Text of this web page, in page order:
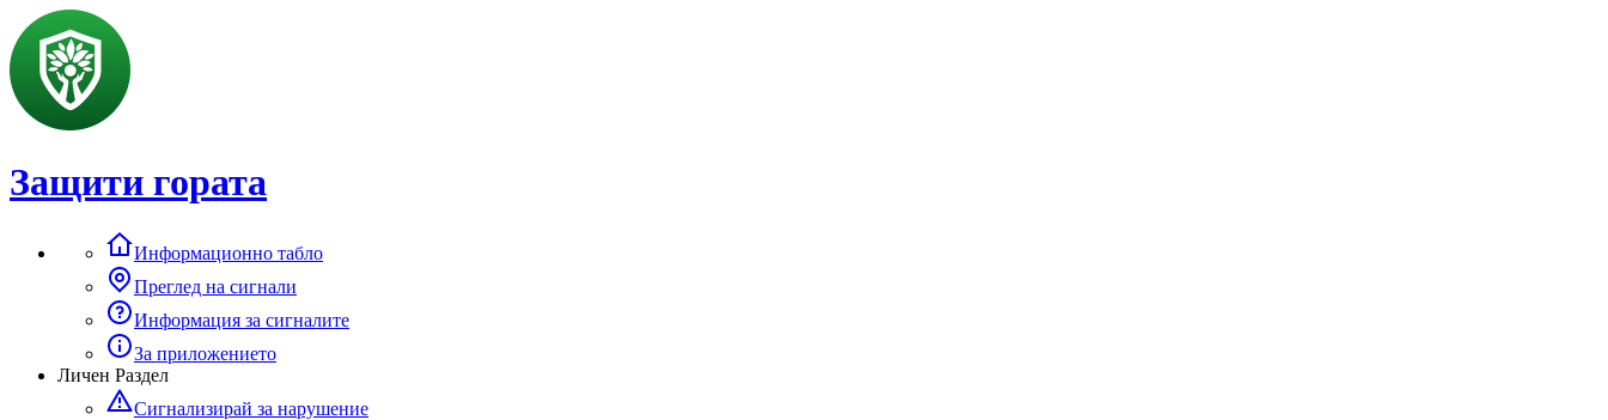
Защити гората
Информационно табло
Преглед на сигнали
Информация за сигналите
За приложението
Личен Раздел
Сигнализирай за нарушение